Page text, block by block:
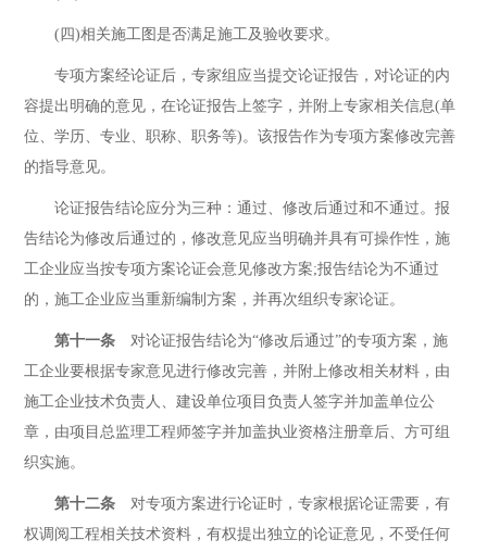
(四)相关施工图是否满足施工及验收要求。
专项方案经论证后，专家组应当提交论证报告，对论证的内
容提出明确的意见，在论证报告上签字，并附上专家相关信息(单
位、学历、专业、职称、职务等)。该报告作为专项方案修改完善
的指导意见。
论证报告结论应分为三种：通过、修改后通过和不通过。报
告结论为修改后通过的，修改意见应当明确并具有可操作性，施
工企业应当按专项方案论证会意见修改方案;报告结论为不通过
的，施工企业应当重新编制方案，并再次组织专家论证。
第十一条 对论证报告结论为“修改后通过”的专项方案，施
工企业要根据专家意见进行修改完善，并附上修改相关材料，由
施工企业技术负责人、建设单位项目负责人签字并加盖单位公
章，由项目总监理工程师签字并加盖执业资格注册章后、方可组
织实施。
第十二条 对专项方案进行论证时，专家根据论证需要，有
权调阅工程相关技术资料，有权提出独立的论证意见，不受任何